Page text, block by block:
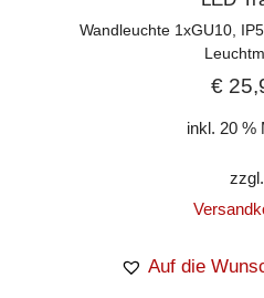
Wandleuchte 1xGU10,
€
inkl. 20 %
zzgl.
Auf die